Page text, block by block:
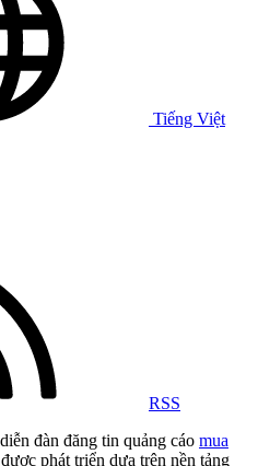
Tiếng Việt
RSS
đàn đăng tin quảng cáo mua
phát triển dựa trên nền tảng